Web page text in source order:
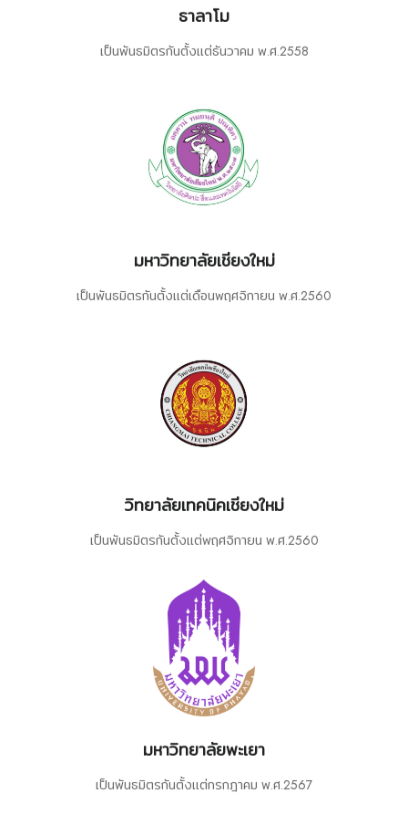
ธาลาโม
เป็นพันธมิตรกันตั้งเเต่ธันวาคม พ.ศ.2558
มหาวิทยาลัยเชียงใหม่
เป็นพันธมิตรกันตั้งเเต่เดือนพฤศจิกายน พ.ศ.2560
วิทยาลัยเทคนิคเชียงใหม่
เป็นพันธมิตรกันตั้งเเต่พฤศจิกายน พ.ศ.2560
มหาวิทยาลัยพะเยา
เป็นพันธมิตรกันตั้งเเต่กรกฎาคม พ.ศ.2567